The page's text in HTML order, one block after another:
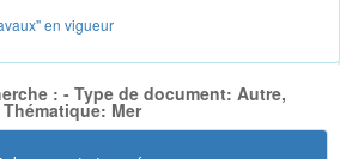
en vigueur
: - Type de document: Autre,
Thématique: Mer